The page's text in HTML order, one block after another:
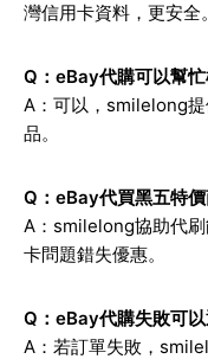
灣信用卡資料，更安全。
Q：eBay代購可以幫
A：可以，smilelong
品。
Q：eBay代買黑五特
A：smilelong協助代
卡問題錯失優惠。
Q：eBay代購失敗可以
A：若訂單失敗，